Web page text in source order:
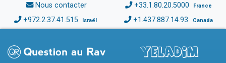
Nous contacter +33.1.80.20.5000 France
+972.2.37.41.515 Israël +1.437.887.14.93 Canada